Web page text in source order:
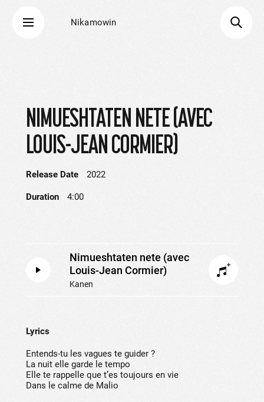
Nikamowin
NIMUESHTATEN NETE (AVEC
LOUIS-JEAN CORMIER)
Release Date 2022
Duration 4:00
Nimueshtaten nete (avec
Louis-Jean Cormier)
Kanen
Lyrics
Entends-tu les vagues te guider ?
La nuit elle garde le tempo
Elle te rappelle que t’es toujours en vie
Dans le calme de Malio